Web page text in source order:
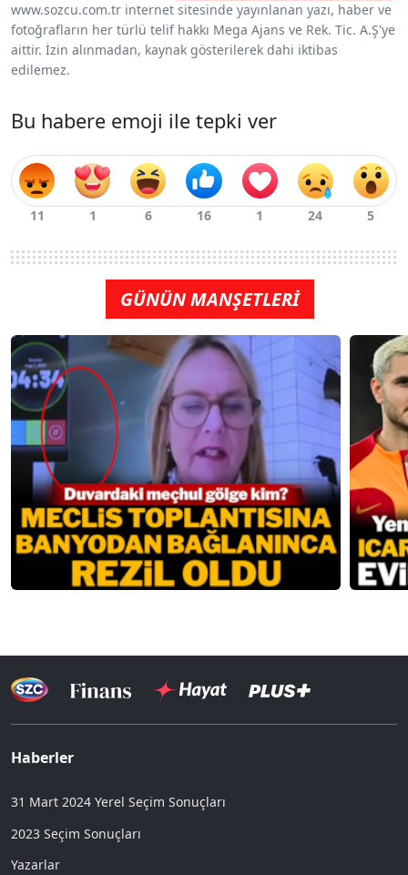
www.sozcu.com.tr internet sitesinde yayınlanan yazı, haber ve
fotoğrafların her türlü telif hakkı Mega Ajans ve Rek. Tic. A.Ş'ye
aittir. İzin alınmadan, kaynak gösterilerek dahi iktibas
edilemez.
Bu habere emoji ile tepki ver
GÜNÜN MANŞETLERİ
Haberler
31 Mart 2024 Yerel Seçim Sonuçları
2023 Seçim Sonuçları
Yazarlar